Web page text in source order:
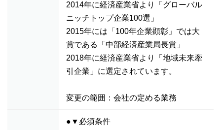
2014年に経済産業省より「グローバル
ニッチトップ企業100選」
2015年には「100年企業顕彰」では大
賞である「中部経済産業局長賞」
2018年に経済産業省より「地域未来牽
引企業」に選定されています。
変更の範囲：会社の定める業務
●▼必須条件